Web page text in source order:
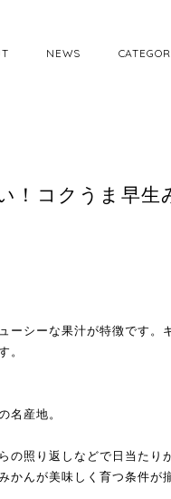
NEWS
！コクうま早
ーシーな果汁が特徴です。
。
名産地。
の照り返しなどで日当たり
かんが美味しく育つ条件が